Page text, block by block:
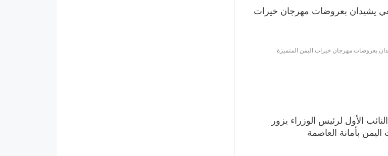
يشيدان بعروضات مهرجان خيرات
بعروضات مهرجان خيرات اليمن المتميزة
الأول لرئيس الوزراء يزور
بأمانة العاصمة